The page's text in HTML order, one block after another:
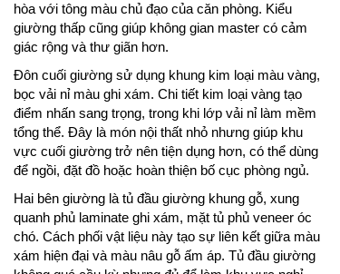
hòa với tông màu chủ đạo của căn phòng. Kiểu
giường thấp cũng giúp không gian master có cảm
giác rộng và thư giãn hơn.
Đôn cuối giường sử dụng khung kim loại màu vàng,
bọc vải nỉ màu ghi xám. Chi tiết kim loại vàng tạo
điểm nhấn sang trọng, trong khi lớp vải nỉ làm mềm
tổng thể. Đây là món nội thất nhỏ nhưng giúp khu
vực cuối giường trở nên tiện dụng hơn, có thể dùng
để ngồi, đặt đồ hoặc hoàn thiện bố cục phòng ngủ.
Hai bên giường là tủ đầu giường khung gỗ, xung
quanh phủ laminate ghi xám, mặt tủ phủ veneer óc
chó. Cách phối vật liệu này tạo sự liên kết giữa màu
xám hiện đại và màu nâu gỗ ấm áp. Tủ đầu giường